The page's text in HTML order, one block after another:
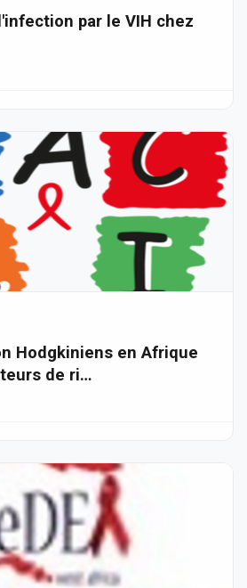
par le VIH chez
Hodgkiniens en Afrique
de ri…